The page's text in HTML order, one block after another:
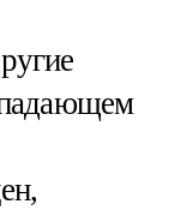
падающем